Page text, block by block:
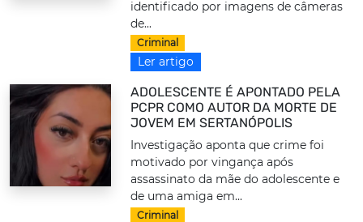
identificado por imagens de câmeras
de...
Criminal
Ler artigo
ADOLESCENTE É APONTADO PELA
PCPR COMO AUTOR DA MORTE DE
JOVEM EM SERTANÓPOLIS
Investigação aponta que crime foi
motivado por vingança após
assassinato da mãe do adolescente e
de uma amiga em...
Criminal